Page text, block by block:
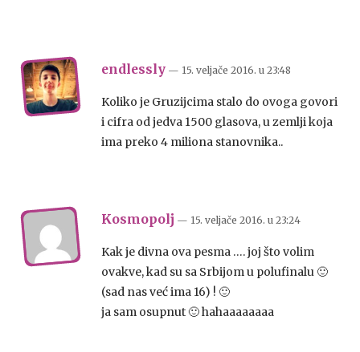
endlessly — 15. veljače 2016. u 23:48
Koliko je Gruzijcima stalo do ovoga govori
i cifra od jedva 1500 glasova, u zemlji koja
ima preko 4 miliona stanovnika..
Kosmopolj — 15. veljače 2016. u 23:24
Kak je divna ova pesma …. joj što volim
ovakve, kad su sa Srbijom u polufinalu 🙂
(sad nas već ima 16) ! 🙂
ja sam osupnut 🙂 hahaaaaaaaa